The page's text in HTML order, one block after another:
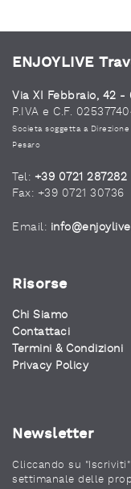
ENJOYLIVE
Via XI Febbraio, 42 -
P.IVA e C.F.
Società soggetta a
Pesaro
Tel: +39 0721 287282
Fax: +39 0721 30736
Email:
Risorse
Chi Siamo
Contattaci
Termini & Condizioni
Privacy Policy
Newsletter
Cliccando su
settimanale delle